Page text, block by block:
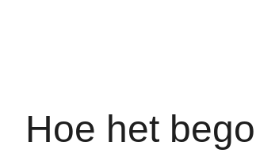
Hoe het